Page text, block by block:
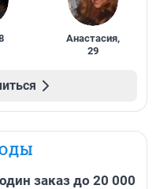
Анастасия,
29
заказ до 20 000